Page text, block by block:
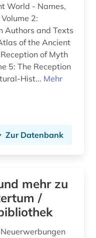
World - Names,
2:
Authors and Texts
of Myth
5: The Reception
Hist... Mehr
Zur Datenbank
mehr zu
/